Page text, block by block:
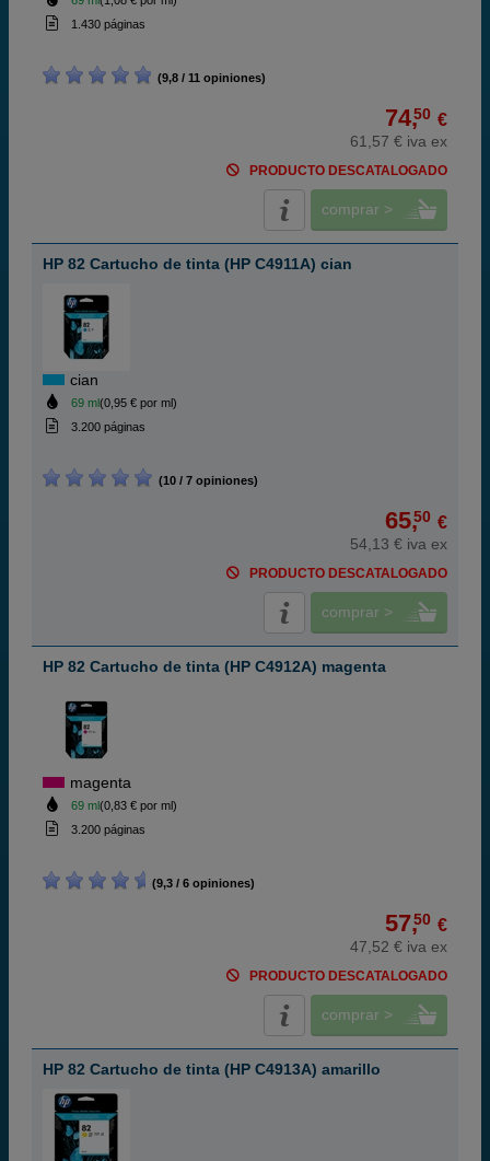
1.430 páginas
(9,8 / 11 opiniones)
74,50 €
61,57 € iva ex
PRODUCTO DESCATALOGADO
comprar >
HP 82 Cartucho de tinta (HP C4911A) cian
cian
69 ml(0,95 € por ml)
3.200 páginas
(10 / 7 opiniones)
65,50 €
54,13 € iva ex
PRODUCTO DESCATALOGADO
comprar >
HP 82 Cartucho de tinta (HP C4912A) magenta
magenta
69 ml(0,83 € por ml)
3.200 páginas
(9,3 / 6 opiniones)
57,50 €
47,52 € iva ex
PRODUCTO DESCATALOGADO
comprar >
HP 82 Cartucho de tinta (HP C4913A) amarillo